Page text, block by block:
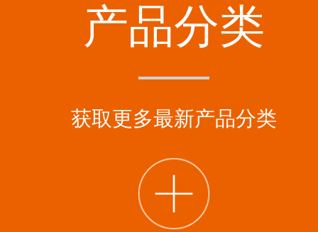
产品分类
获取更多最新产品分类